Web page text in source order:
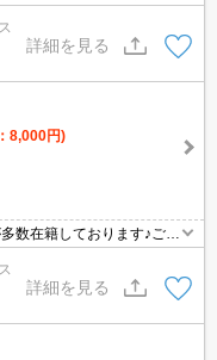
期費用クレジット支払可
社に一度も来店せずとも
ている物件も全てご紹介
し付けください★
詳細を見る
8,000円)
数在籍しております♪ご要
期費用クレジット支払可
社に一度も来店せずとも
ている物件も全てご紹介
し付けください★
詳細を見る